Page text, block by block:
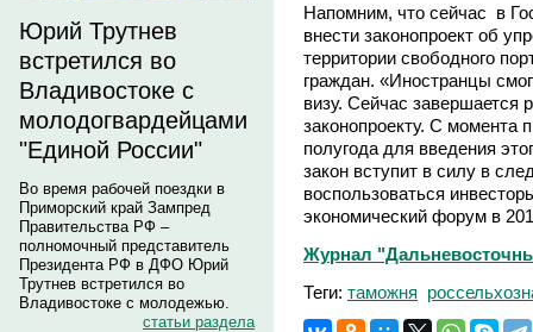
Юрий Трутнев
встретился во
Владивостоке с
молодогвардейцами
"Единой России"
Во время рабочей поездки в
Приморский край Зампред
Правительства РФ –
полномочный представитель
Президента РФ в ДФО Юрий
Трутнев встретился во
Владивостоке с молодежью.
статьи раздела
Напомним, что сейчас в
внести законопроект об
территории свободного
граждан. «Иностранцы
визу. Сейчас завершается
законопроекту. С момента
полугода для введения
закон вступит в силу в
воспользоваться
экономический форум в
Журнал
Теги: таможня